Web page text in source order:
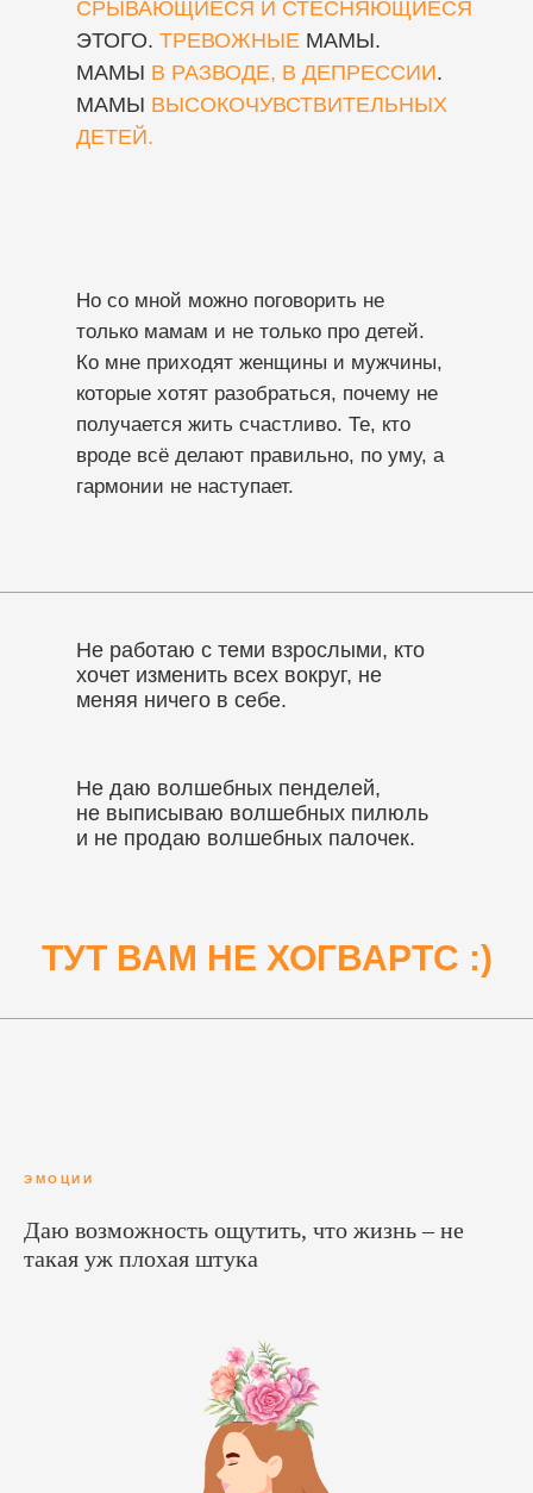
Не работаю с теми взрослыми, кто
хочет изменить всех вокруг, не
меняя ничего в себе.
Не даю волшебных пенделей,
не выписываю волшебных пилюль
и не продаю волшебных палочек.
СРЫВАЮЩИЕСЯ И СТЕСНЯЮЩИЕСЯ
ЭТОГО. ТРЕВОЖНЫЕ МАМЫ.
МАМЫ В РАЗВОДЕ, В ДЕПРЕССИИ.
МАМЫ ВЫСОКОЧУВСТВИТЕЛЬНЫХ
ДЕТЕЙ.
ТУТ ВАМ НЕ ХОГВАРТС :)
Но со мной можно поговорить не
только мамам и не только про детей.
Ко мне приходят женщины и мужчины,
которые хотят разобраться, почему не
получается жить счастливо. Те, кто
вроде всё делают правильно, по уму, а
гармонии не наступает.
ЭМОЦИИ
Даю возможность ощутить, что жизнь – не
такая уж плохая штука